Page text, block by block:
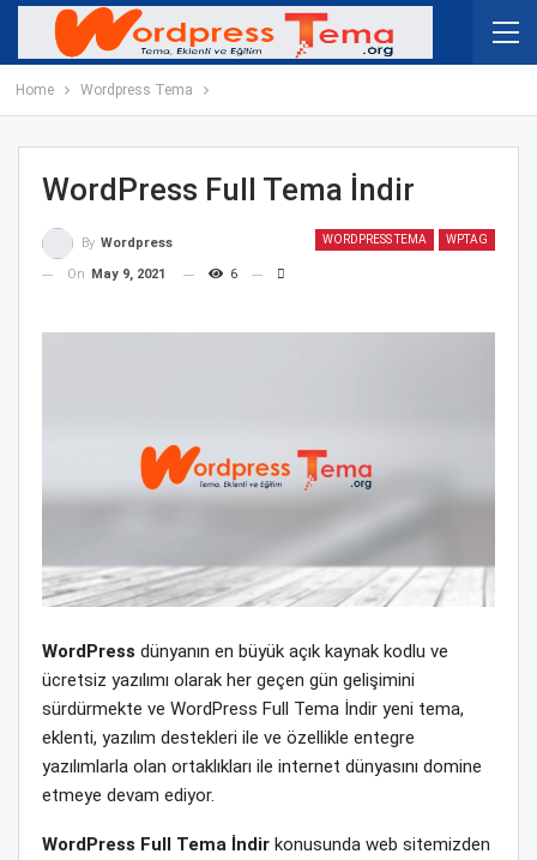
Home Wordpress Tema
WordPress Full Tema İndir
WORDPRESS TEMA WPTAG
By Wordpress
On
May 9, 2021 6
WordPress dünyanın en büyük açık kaynak kodlu ve
ücretsiz yazılımı olarak her geçen gün gelişimini
sürdürmekte ve WordPress Full Tema İndir yeni tema,
eklenti, yazılım destekleri ile ve özellikle entegre
yazılımlarla olan ortaklıkları ile internet dünyasını domine
etmeye devam ediyor.
WordPress Full Tema İndir konusunda web sitemizden